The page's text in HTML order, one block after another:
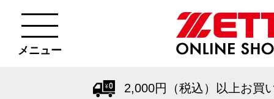
メニュー
2,000円（税込）以上お買